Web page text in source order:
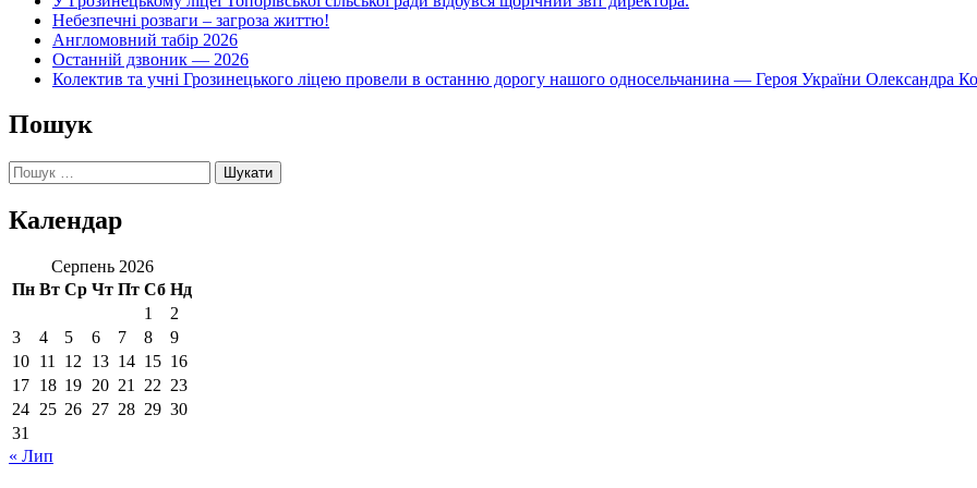
Небезпечні розваги – загроза життю!
Англомовний табір 2026
Останній дзвоник — 2026
Колектив та учні Грозинецького ліцею провели в останню дорогу нашого односельчанина — Героя України Олександра
Пошук
Пошук:
Календар
Серпень 2026
Пн Вт Ср Чт Пт Сб Нд
1
2
3
4 5 6 7 8
9
10 11 12 13 14 15 16
17 18 19 20 21 22 23
24 25 26 27 28 29 30
31
« Лип